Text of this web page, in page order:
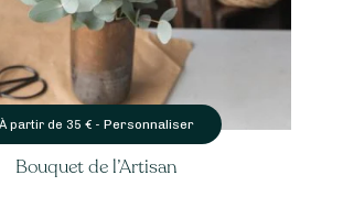
À partir de 35 € - Personnaliser
Bouquet de l’Artisan